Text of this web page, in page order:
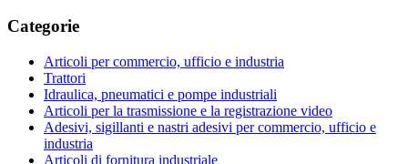
Categorie
Articoli per commercio, ufficio e industria
Trattori
Idraulica, pneumatici e pompe industriali
Articoli per la trasmissione e la registrazione video
Adesivi, sigillanti e nastri adesivi per commercio, ufficio e
industria
Articoli di fornitura industriale